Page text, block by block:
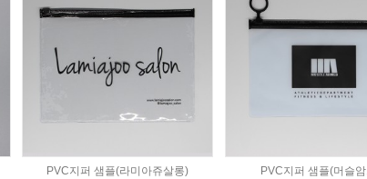
PVC지퍼 샘플(라미아쥬살롱)
PVC지퍼 샘플(머슬